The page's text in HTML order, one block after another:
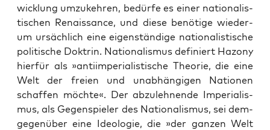
wick­lung umzu­keh­ren, bedür­fe es einer natio­na­lis­
ti­schen Renais­sance, und die­se benö­ti­ge wie­der­
um ursäch­lich eine eigen­stän­di­ge natio­na­lis­ti­sche
poli­ti­sche Dok­trin. Natio­na­lis­mus defi­niert Hazo­ny
hier­für als »anti­im­pe­ria­lis­ti­sche Theo­rie, die eine
Welt der frei­en und unab­hän­gi­gen Natio­nen
schaf­fen möch­te«. Der abzu­leh­nen­de Impe­ria­lis­
mus, als Gegen­spie­ler des Natio­na­lis­mus, sei dem­
ge­gen­über eine Ideo­lo­gie, die »der gan­zen Welt